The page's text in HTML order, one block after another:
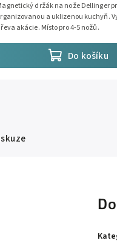
Do košíku
držák na nože Dellinger
a uklizenou kuchyň.
akácie. Místo pro 4-5 nožů.